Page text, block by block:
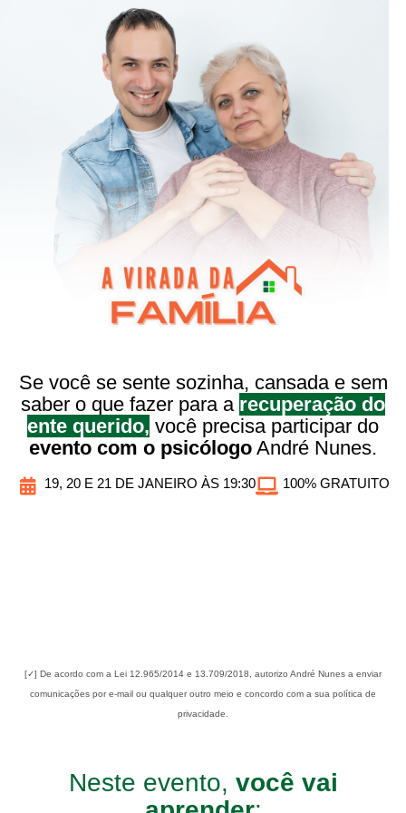
Se você se sente sozinha, cansada e sem
saber o que fazer para a recuperação do
ente querido, você precisa participar do
evento com o psicólogo André Nunes.
19, 20 E 21 DE JANEIRO ÀS 19:30 100% GRATUITO
[✓] De acordo com a Lei 12.965/2014 e 13.709/2018, autorizo André Nunes a enviar
comunicações por e-mail ou qualquer outro meio e concordo com a sua política de
privacidade.
Neste evento, você vai